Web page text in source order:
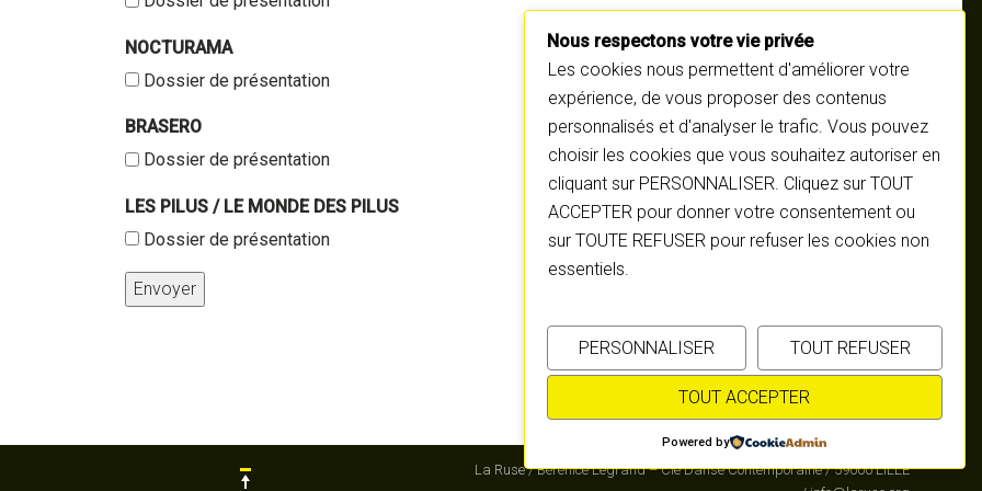
NOCTURAMA
Dossier de présentation
BRASERO
Dossier de présentation
LES PILUS / LE MONDE DES PILUS
Dossier de présentation
Envoyer
La Ruse / Bérénice Legrand – Cie Danse Contemporaine / 59000 LILLE
Nous respectons votre vie privée
Les cookies nous permettent d'améliorer votre
expérience, de vous proposer des contenus
personnalisés et d'analyser le trafic. Vous pouvez
choisir les cookies que vous souhaitez autoriser en
cliquant sur PERSONNALISER. Cliquez sur TOUT
ACCEPTER pour donner votre consentement ou
sur TOUTE REFUSER pour refuser les cookies non
essentiels.
PERSONNALISER TOUT REFUSER
TOUT ACCEPTER
Powered by